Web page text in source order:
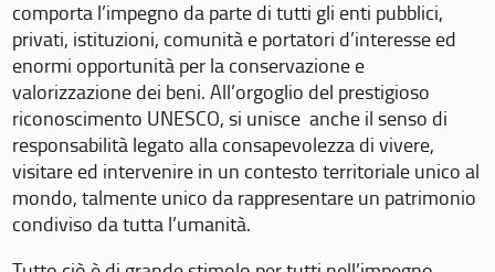
comporta l’impegno da parte di tutti gli enti pubblici,
privati, istituzioni, comunità e portatori d’interesse ed
enormi opportunità per la conservazione e
valorizzazione dei beni. All’orgoglio del prestigioso
riconoscimento UNESCO, si unisce anche il senso di
responsabilità legato alla consapevolezza di vivere,
visitare ed intervenire in un contesto territoriale unico al
mondo, talmente unico da rappresentare un patrimonio
condiviso da tutta l’umanità.